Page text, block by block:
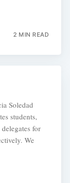
2 MIN READ
Soledad
students,
for
We